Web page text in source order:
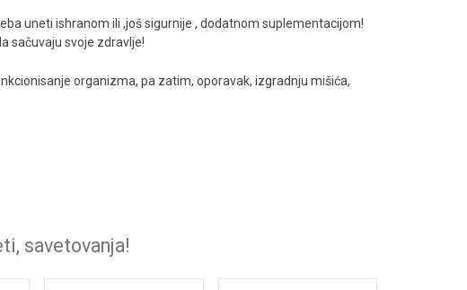
uneti ishranom ili ,još sigurnije , dodatnom suplementacijom!
sačuvaju svoje zdravlje!
organizma, pa zatim, oporavak, izgradnju mišića,
savetovanja!